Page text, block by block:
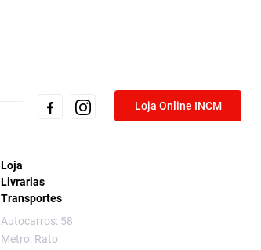
Loja Online INCM
Loja
Livrarias
Transportes
Autocarros: 58
Metro: Rato